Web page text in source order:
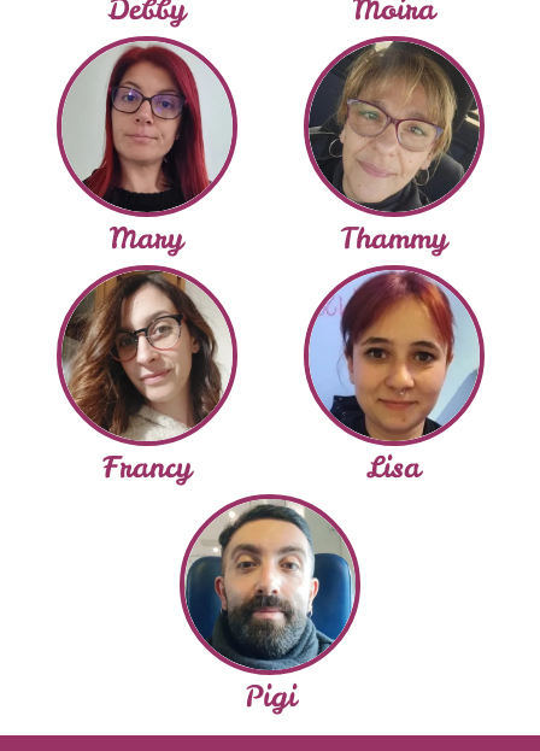
Debby Moira
Mary Thammy
Francy Lisa
Pigi